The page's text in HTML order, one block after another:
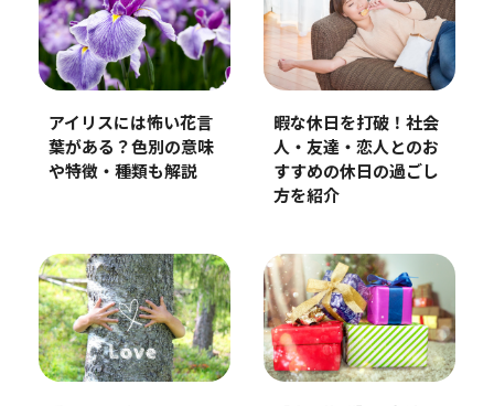
アイリスには怖い花言
葉がある？色別の意味
や特徴・種類も解説
暇な休日を打破！社会
人・友達・恋人とのお
すすめの休日の過ごし
方を紹介